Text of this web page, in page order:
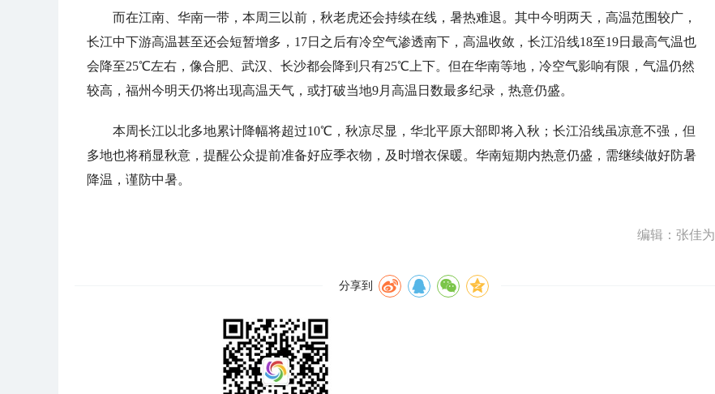
而在江南、华南一带，本周三以前，秋老虎还会持续在线，暑热难退。其中今明两天，高温范围较广，
长江中下游高温甚至还会短暂增多，17日之后有冷空气渗透南下，高温收敛，长江沿线18至19日最高气温也
会降至25℃左右，像合肥、武汉、长沙都会降到只有25℃上下。但在华南等地，冷空气影响有限，气温仍然
较高，福州今明天仍将出现高温天气，或打破当地9月高温日数最多纪录，热意仍盛。
本周长江以北多地累计降幅将超过10℃，秋凉尽显，华北平原大部即将入秋；长江沿线虽凉意不强，但
多地也将稍显秋意，提醒公众提前准备好应季衣物，及时增衣保暖。华南短期内热意仍盛，需继续做好防暑
降温，谨防中暑。
编辑：张佳为
分享到